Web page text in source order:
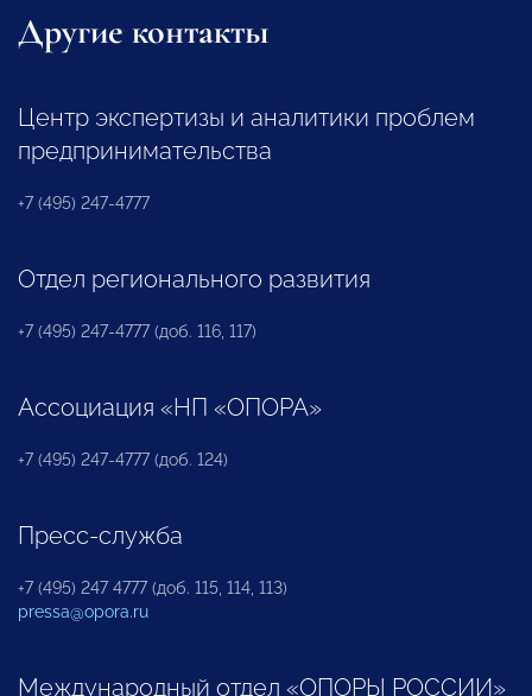
Другие контакты
Центр экспертизы и аналитики проблем
предпринимательства
+7 (495) 247-4777
Отдел регионального развития
+7 (495) 247-4777 (доб. 116, 117)
Ассоциация «НП «ОПОРА»
+7 (495) 247-4777 (доб. 124)
Пресс-служба
+7 (495) 247 4777 (доб. 115, 114, 113)
pressa@opora.ru
Международный отдел «ОПОРЫ РОССИИ»